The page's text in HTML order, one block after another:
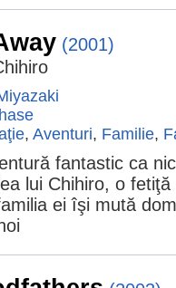
(2001)
, Aventuri, Familie,
fantastic ca
lui Chihiro, o
ei îşi mută